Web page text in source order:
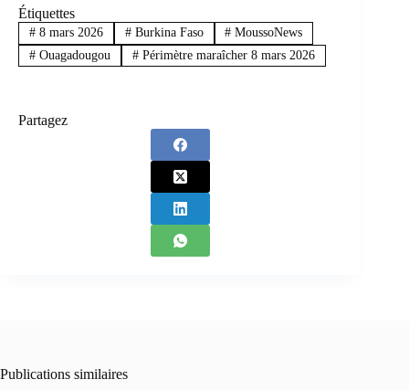
Étiquettes
#8 mars 2026 #Burkina Faso # MoussoNews
#Ouagadougou #Périmètre maraîcher 8 mars 2026
Partagez
Publications similaires